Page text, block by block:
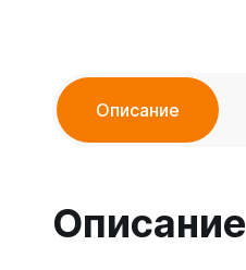
Описание
Описание